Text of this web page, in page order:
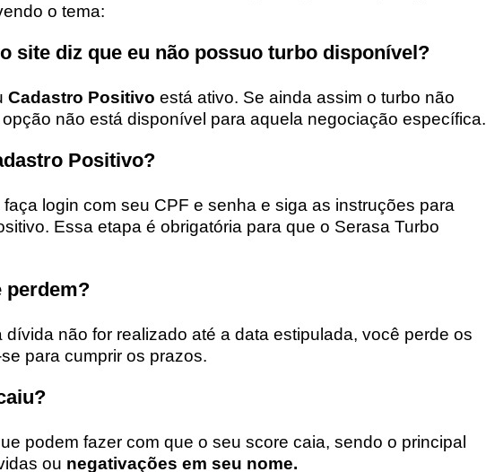
o tema:
site diz que eu não possuo turbo disponível?
Cadastro Positivo está ativo. Se ainda assim o turbo não
não está disponível para aquela negociação específica.
Positivo?
login com seu CPF e senha e siga as instruções para
Essa etapa é obrigatória para que o Serasa Turbo
perdem?
dívida não for realizado até a data estipulada, você perde os
para cumprir os prazos.
podem fazer com que o seu score caia, sendo o principal
ou negativações em seu nome.